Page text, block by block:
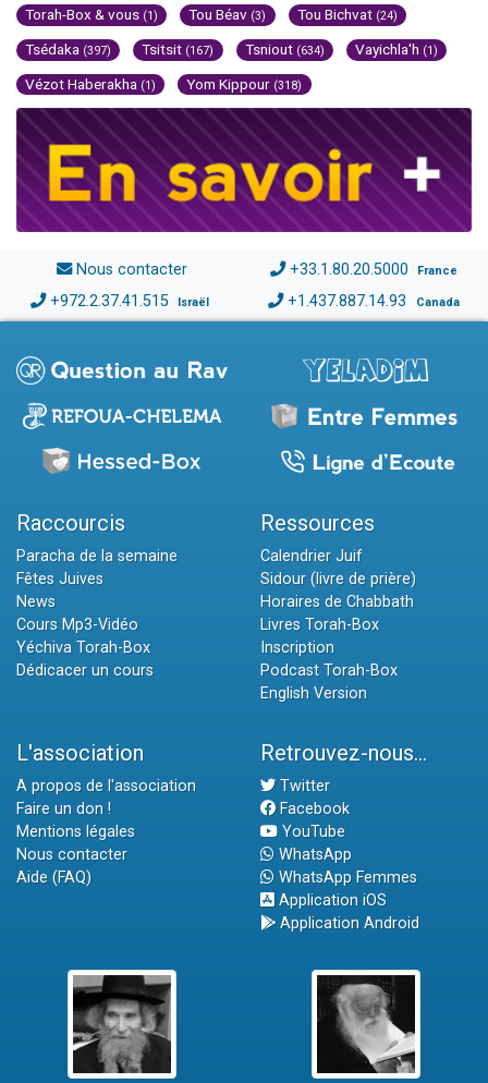
Torah-Box & vous (1) Tou Béav (3) Tou Bichvat (24)
Tsédaka (397) Tsitsit (167) Tsniout (634) Vayichla'h (1)
Vézot Haberakha (1) Yom Kippour (318)
Nous contacter +33.1.80.20.5000 France
+972.2.37.41.515 Israël +1.437.887.14.93 Canada
Raccourcis
Paracha de la semaine
Fêtes Juives
News
Cours Mp3-Vidéo
Yéchiva Torah-Box
Dédicacer un cours
Ressources
Calendrier Juif
Sidour (livre de prière)
Horaires de Chabbath
Livres Torah-Box
Inscription
Podcast Torah-Box
English Version
L'association
A propos de l'association
Faire un don !
Mentions légales
Nous contacter
Aide (FAQ)
Retrouvez-nous...
Twitter
Facebook
YouTube
WhatsApp
WhatsApp Femmes
Application iOS
Application Android